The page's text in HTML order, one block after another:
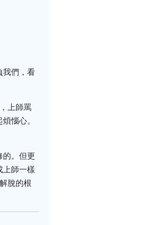
我們，看
上師罵
惱心。
的。但更
上師一樣
脫的根